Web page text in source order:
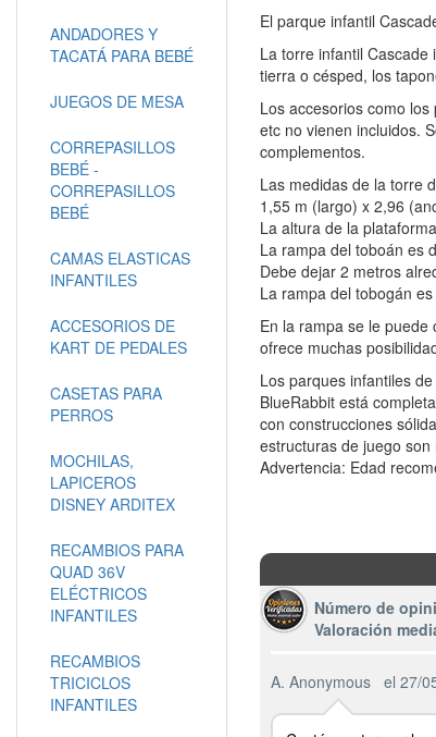
El parque infantil
La torre infantil
tierra o césped, los
Los accesorios como
etc no vienen incluidos.
complementos.
Las medidas de la torre
1,55 m (largo) x 2,96
La altura de la
La rampa del toboán es
Debe dejar 2 metros
La rampa del tobogán
En la rampa se le
ofrece muchas
Los parques infantiles
BlueRabbit está
con construcciones
estructuras de juego
Advertencia: Edad
Número de
Valoración
A. Anonymous el 27/
ANDADORES Y
TACATÁ PARA BEBÉ
JUEGOS DE MESA
CORREPASILLOS
BEBÉ -
CORREPASILLOS
BEBÉ
CAMAS ELASTICAS
INFANTILES
ACCESORIOS DE
KART DE PEDALES
CASETAS PARA
PERROS
MOCHILAS,
LAPICEROS
DISNEY ARDITEX
RECAMBIOS PARA
QUAD 36V
ELÉCTRICOS
INFANTILES
RECAMBIOS
TRICICLOS
INFANTILES